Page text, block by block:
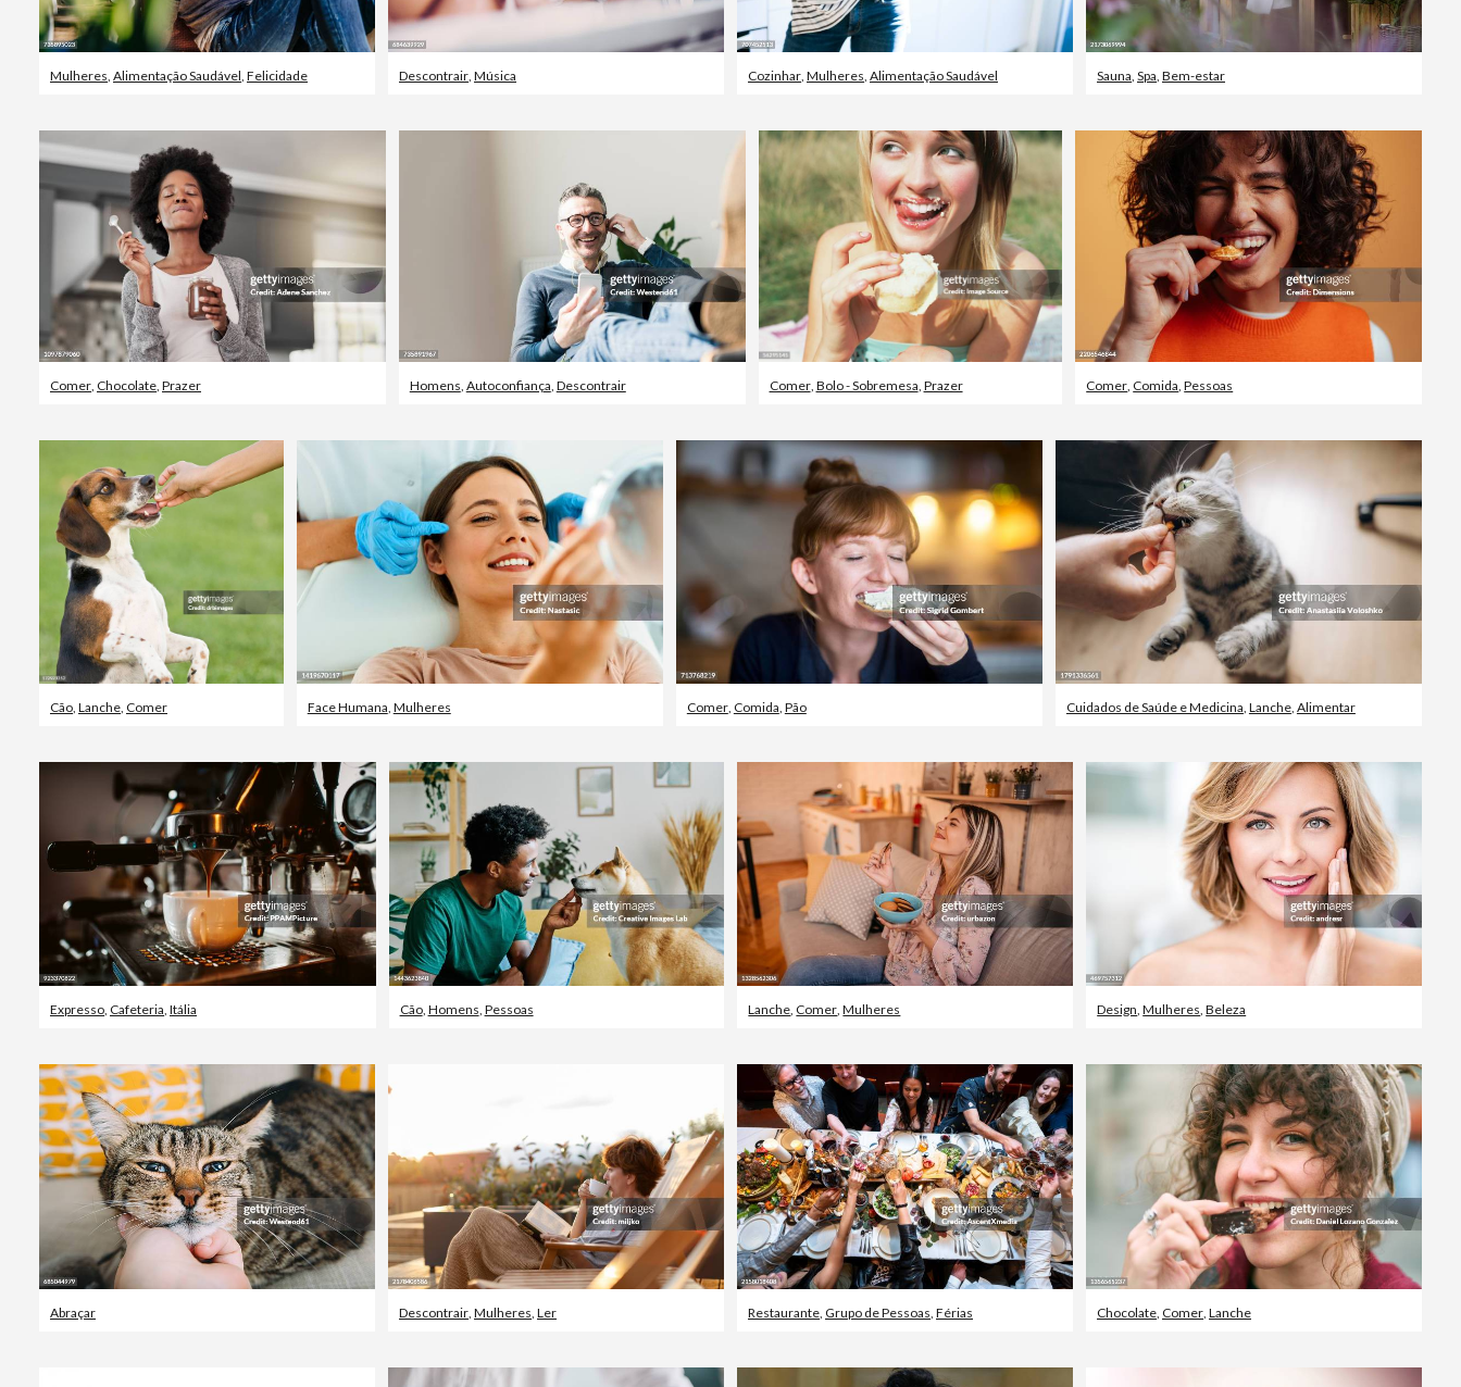
Mulheres, Alimentação Saudável, Felicidade Descontrair, Música Cozinhar, Mulheres, Alimentação Saudável Sauna, Spa, Bem-estar
Comer Chocolate Prazer Homens Autoconfiança Descontrair Comer, Bolo - Sobremesa Prazer Comer Comida ,Pessoas
Cão, Lanche, Comer Face Humana, Mulheres Comer, Comida, Pão Cuidados de Saúde e Medicina, Lanche, Alimentar
Expresso, Cafeteria, Itália Cão, Homens, Pessoas Lanche, Comer,Mulheres Design,Mulheres,Beleza
Abraçar Descontrair Mulheres Ler Restaurante Grupo de Pessoas Férias Chocolate Comer Lanche